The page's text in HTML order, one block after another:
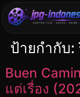
ป้ายกำกับ:
Buen
แต่เรื่อง